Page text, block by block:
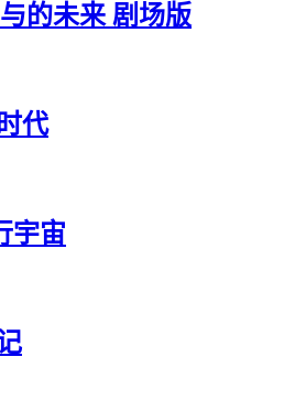
的未来 剧场版
代
宇宙